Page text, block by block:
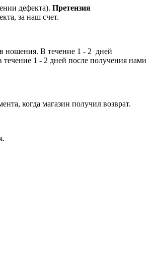
дефекта). Претензия
за наш счет.
ношения. В течение 1 - 2 дней
течение 1 - 2 дней после получения нами
когда магазин получил возврат.